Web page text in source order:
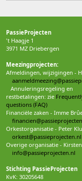
PassieProjecten
't Haagje 1
3971 MZ Driebergen
Meezingprojecten:
Afmeldingen, wijzigingen -
Annuleringsregeling en
restbetalingen: zie
questions (FAQ)
Financiële zaken - Imme
Orkestorganisatie - Peter
orkest@passieprojecten.nl
Overige organisatie -
info@passieprojecten.nl
Stichting PassieProjecten
KvK: 30205648